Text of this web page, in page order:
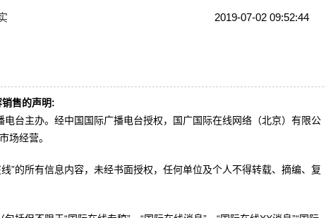
2019-07-02 09:52:44
售的声明:
电台主办。经中国国际广播电台授权，国广国际在线网络（北京）有限公
场经营。
”的所有信息内容，未经书面授权，任何单位及个人不得转载、摘编、复